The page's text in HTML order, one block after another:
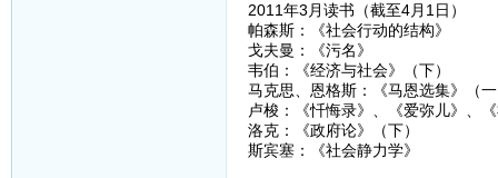
2011年3月读书（截至4月1日）
帕森斯：《社会行动的结构》
戈夫曼：《污名》
韦伯：《经济与社会》（下）
马克思、恩格斯：《马恩选集》（
卢梭：《忏悔录》、《爱弥儿》、
洛克：《政府论》（下）
斯宾塞：《社会静力学》